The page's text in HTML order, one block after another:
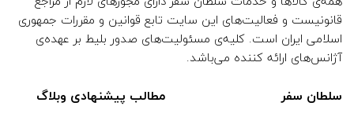
قانونیست و فعالیت‌های این سایت تابع قوانین و مقررات جمهوری
اسلامی ایران است. کلیه‌ی مسئولیت‌های صدور بلیط بر عهده‌ی
آژانس‌های ارائه کننده می‌باشد.
سلطان سفر مطالب پیشنهادی وبلاگ